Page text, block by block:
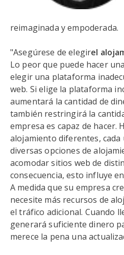
reimaginada y empoderada.
"Asegúrese de elegirel
Lo peor que puede hacer
elegir una plataforma
web. Si elige la plataforma
aumentará la cantidad de
también restringirá la
empresa es capaz de hacer.
alojamiento diferentes, cada
diversas opciones de
acomodar sitios web de
consecuencia, esto influye
A medida que su empresa
necesite más recursos de
el tráfico adicional. Cuando
generará suficiente dinero
merece la pena una